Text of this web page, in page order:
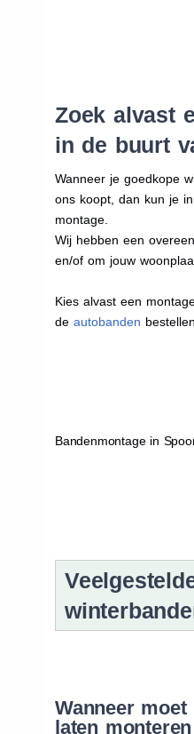
Zoek alvast
in de buurt
Wanneer je goedkope
ons koopt, dan kun je
montage.
Wij hebben een
en/of om jouw
Kies alvast een
de autobanden bestellen.
Bandenmontage in
Wanneer
laten